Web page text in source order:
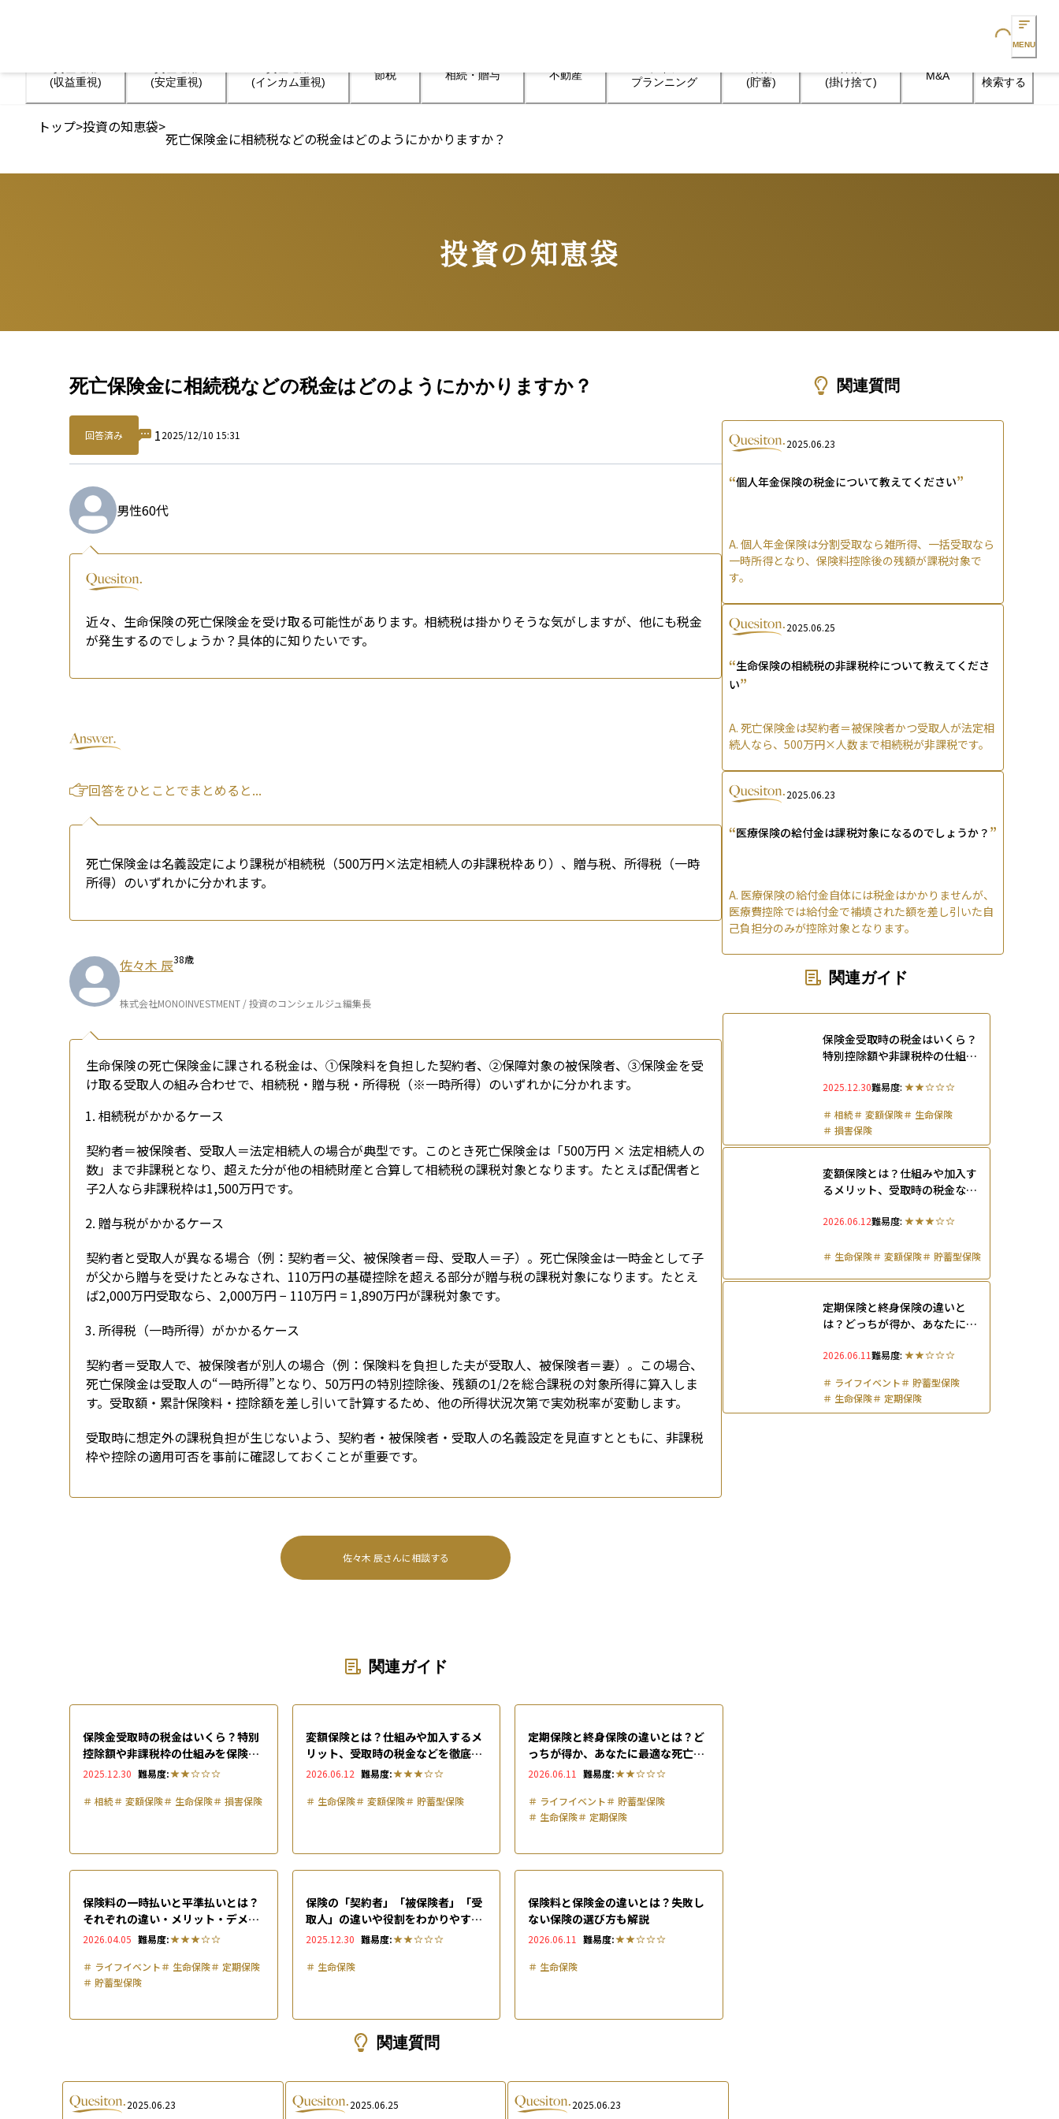
Loading...
MENU
(収益重視)
(安定重視)
(インカム重視)
節税 相続・贈与 不動産
プランニング
(貯蓄)
(掛け捨て)
M&A 検索する
トップ>投資の知恵袋>
死亡保険金に相続税などの税金はどのようにかかりますか？
投資の知恵袋
Questions
死亡保険金に相続税などの税金はどのようにかかりますか？
回答済み 12025/12/10 15:31
男性60代
近々、生命保険の死亡保険金を受け取る可能性があります。相続税は掛かりそうな気がしますが、他にも税金
が発生するのでしょうか？具体的に知りたいです。
回答をひとことでまとめると...
死亡保険金は名義設定により課税が相続税（500万円×法定相続人の非課税枠あり）、贈与税、所得税（一時
所得）のいずれかに分かれます。
佐々木 辰38歳
株式会社MONOINVESTMENT / 投資のコンシェルジュ編集長
生命保険の死亡保険金に課される税金は、①保険料を負担した契約者、②保障対象の被保険者、③保険金を受
け取る受取人の組み合わせで、相続税・贈与税・所得税（※一時所得）のいずれかに分かれます。
相続税がかかるケース
契約者＝被保険者、受取人＝法定相続人の場合が典型です。このとき死亡保険金は「500万円 × 法定相続人の
数」まで非課税となり、超えた分が他の相続財産と合算して相続税の課税対象となります。たとえば配偶者と
子2人なら非課税枠は1,500万円です。
贈与税がかかるケース
契約者と受取人が異なる場合（例：契約者＝父、被保険者＝母、受取人＝子）。死亡保険金は一時金として子
が父から贈与を受けたとみなされ、110万円の基礎控除を超える部分が贈与税の課税対象になります。たとえ
ば2,000万円受取なら、2,000万円 − 110万円 = 1,890万円が課税対象です。
所得税（一時所得）がかかるケース
契約者＝受取人で、被保険者が別人の場合（例：保険料を負担した夫が受取人、被保険者＝妻）。この場合、
死亡保険金は受取人の“一時所得”となり、50万円の特別控除後、残額の1/2を総合課税の対象所得に算入しま
す。受取額・累計保険料・控除額を差し引いて計算するため、他の所得状況次第で実効税率が変動します。
受取時に想定外の課税負担が生じないよう、契約者・被保険者・受取人の名義設定を見直すとともに、非課税
枠や控除の適用可否を事前に確認しておくことが重要です。
佐々木 辰さんに相談する
関連ガイド
保険金受取時の税金はいくら？特別
控除額や非課税枠の仕組みを保険の
種類ごとに解説
2025.12.30 難易度:
＃ 相続＃ 変額保険＃ 生命保険＃ 損害保険
変額保険とは？仕組みや加入するメ
リット、受取時の税金などを徹底解
説
2026.06.12 難易度:
＃ 生命保険＃ 変額保険＃ 貯蓄型保険
定期保険と終身保険の違いとは？ど
っちが得か、あなたに最適な死亡保
険の選び方を解説
2026.06.11 難易度:
＃ ライフイベント＃ 貯蓄型保険
＃ 生命保険＃ 定期保険
保険料の一時払いと平準払いとは？
それぞれの違い・メリット・デメリ
ット、向いている人を徹底解説
2026.04.05 難易度:
＃ ライフイベント＃ 生命保険＃ 定期保険
＃ 貯蓄型保険
保険の「契約者」「被保険者」「受
取人」の違いや役割をわかりやすく
整理。税金への影響も解説
2025.12.30 難易度:
＃ 生命保険
保険料と保険金の違いとは？失敗し
ない保険の選び方も解説
2026.06.11 難易度:
＃ 生命保険
関連質問
2025.06.23 2025.06.25 2025.06.23
関連質問
2025.06.23
“個人年金保険の税金について教えてください”
A. 個人年金保険は分割受取なら雑所得、一括受取なら
一時所得となり、保険料控除後の残額が課税対象で
す。
2025.06.25
“生命保険の相続税の非課税枠について教えてくださ
い”
A. 死亡保険金は契約者＝被保険者かつ受取人が法定相
続人なら、500万円×人数まで相続税が非課税です。
2025.06.23
“医療保険の給付金は課税対象になるのでしょうか？ ”
A. 医療保険の給付金自体には税金はかかりませんが、
医療費控除では給付金で補填された額を差し引いた自
己負担分のみが控除対象となります。
関連ガイド
保険金受取時の税金はいくら？
特別控除額や非課税枠の仕組み
2025.12.30難易度:
＃相続＃変額保険＃ 生命保険
＃損害保険
変額保険とは？仕組みや加入す
るメリット、受取時の税金など
2026.06.12難易度:
＃ 生命保険＃変額保険＃ 貯蓄型保険
定期保険と終身保険の違いと
は？どっちが得か、あなたに最
2026.06.11難易度:
＃ ライフイベント＃ 貯蓄型保険
＃ 生命保険＃ 定期保険